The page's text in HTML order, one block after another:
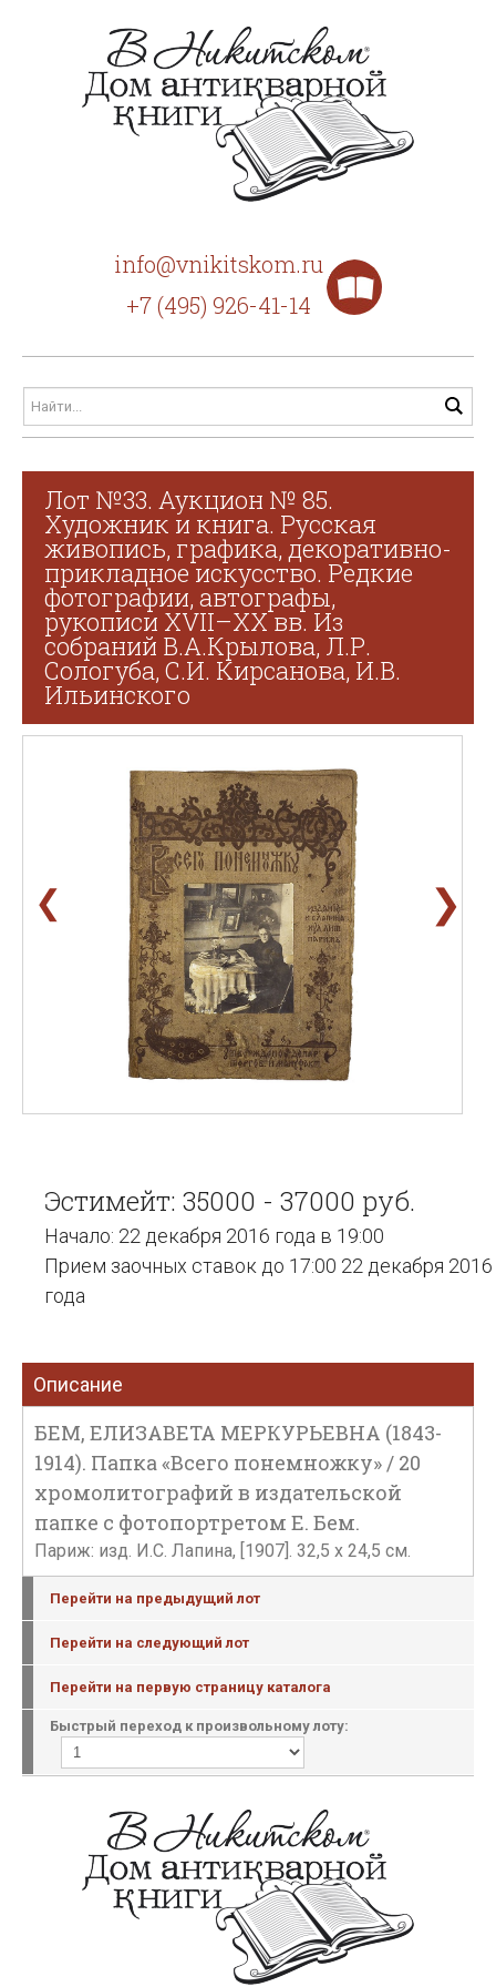
info@vnikitskom.ru
+7 (495) 926-41-14
Лот №33. Аукцион № 85.
Художник и книга. Русская
живопись, графика, декоративно-
прикладное искусство. Редкие
фотографии, автографы,
рукописи XVII–XX вв. Из
собраний В.А.Крылова, Л.Р.
Сологуба, С.И. Кирсанова, И.В.
Ильинского
❮ ❯
Эстимейт: 35000 - 37000 руб.
Начало: 22 декабря 2016 года в 19:00
Прием заочных ставок до 17:00 22 декабря 2016
года
Описание
БЕМ, ЕЛИЗАВЕТА МЕРКУРЬЕВНА (1843-
1914). Папка «Всего понемножку» / 20
хромолитографий в издательской
папке с фотопортретом Е. Бем.
Париж: изд. И.С. Лапина, [1907]. 32,5 х 24,5 см.
Перейти на предыдущий лот
Перейти на следующий лот
Перейти на первую страницу каталога
Быстрый переход к произвольному лоту: